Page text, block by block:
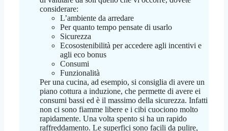
considerare:
L’ambiente da arredare
Per quanto tempo pensate di usarlo
Sicurezza
Ecosostenibilità per accedere agli incentivi e
agli eco bonus
Consumi
Funzionalità
Per una cucina, ad esempio, si consiglia di avere un
piano cottura a induzione, che permette di avere ei
consumi bassi ed è il massimo della sicurezza. Infatti
non ci sono fiamme libere e i cibi cuociono molto
rapidamente. Una volta spento si ha un rapido
raffreddamento. Le superfici sono facili da pulire,